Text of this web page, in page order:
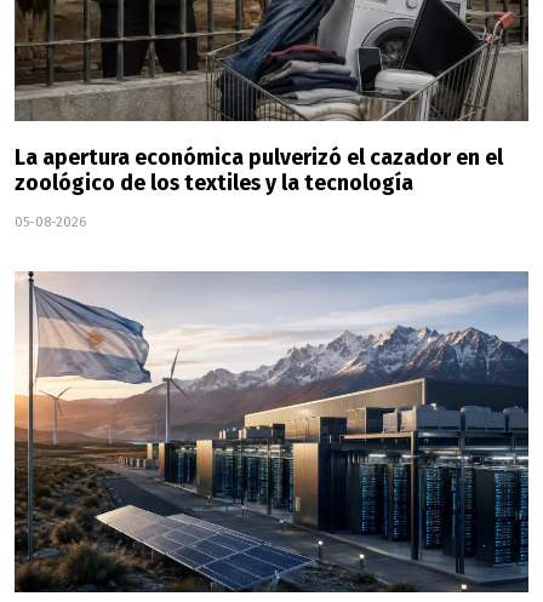
La apertura económica pulverizó el cazador en el
zoológico de los textiles y la tecnología
05-08-2026